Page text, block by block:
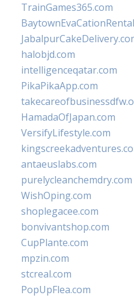
TrainGames365.com
halobjd.com
intelligenceqatar.com
PikaPikaApp.com
HamadaOfJapan.com
VersifyLifestyle.com
antaeuslabs.com
purelycleanchemdry.com
WishOping.com
shoplegacee.com
bonvivantshop.com
CupPlante.com
mpzin.com
stcreal.com
PopUpFlea.com